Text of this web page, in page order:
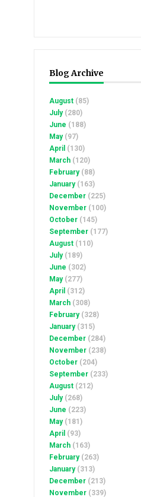
Blog Archive
August (85)
July(280)
June (188)
May(97)
April (130)
March (120)
February(88)
January(163)
December (225)
November (100)
October (145)
September (177)
August (110)
July(189)
June (302)
May(277)
April (312)
March (308)
February(328)
January(315)
December (284)
November (238)
October (204)
September (233)
August (212)
July(268)
June (223)
May(181)
April (93)
March (163)
February(263)
January(313)
December (213)
November (339)